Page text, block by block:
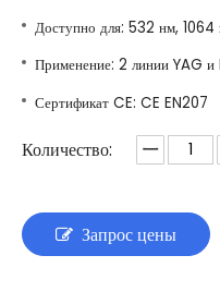
Доступно для: 532 нм, 1064
Применение: 2 линии YAG
Сертификат CE: CE EN207
Количество:
Запрос цены